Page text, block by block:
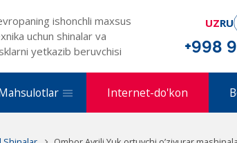
ishonchli maxsus
uchun shinalar va
yetkazib beruvchisi
UZRU
+998
Internet-do'kon